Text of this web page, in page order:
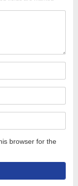
browser for the